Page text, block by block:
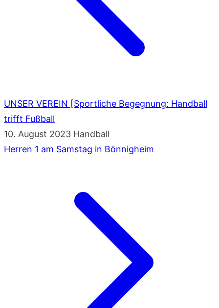
UNSER VEREIN [Sportliche Begegnung: Handball
trifft Fußball
10. August 2023 Handball
Herren 1 am Samstag in Bönnigheim